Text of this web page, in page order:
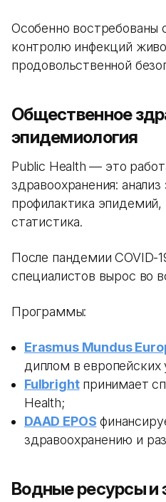
Особенно востребованы
контролю инфекций
продовольственной
Общественное
эпидемиология
Public Health — это
здравоохранения: анализ
профилактика
статистика.
После пандемии COVID-
специалистов вырос во
Программы:
Erasmus Mundus
диплом в европейских
Fulbrightпринимает
Health;
DAAD EPOS
здравоохранению и
Водные ресурсы и